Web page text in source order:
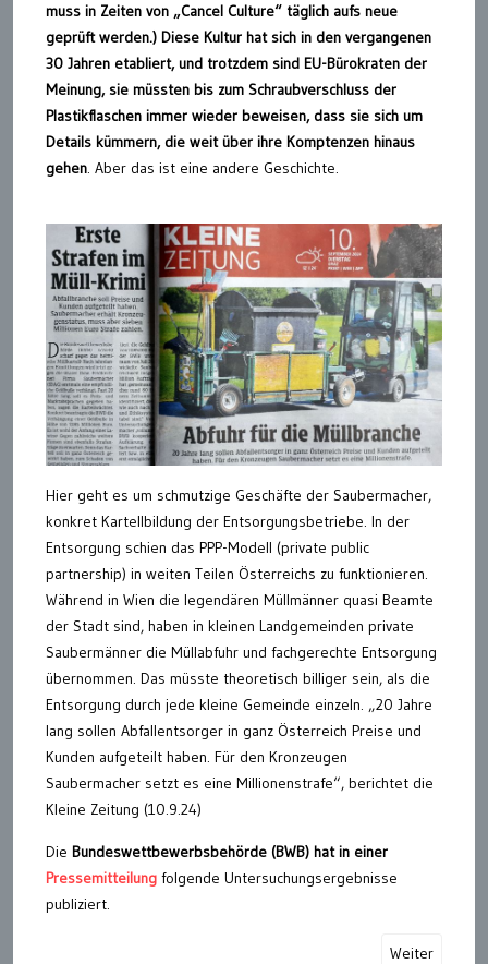
muss in Zeiten von „Cancel Culture“ täglich aufs neue
geprüft werden.) Diese Kultur hat sich in den vergangenen
30 Jahren etabliert, und trotzdem sind EU-Bürokraten der
Meinung, sie müssten bis zum Schraubverschluss der
Plastikflaschen immer wieder beweisen, dass sie sich um
Details kümmern, die weit über ihre Komptenzen hinaus
gehen. Aber das ist eine andere Geschichte.
Hier geht es um schmutzige Geschäfte der Saubermacher,
konkret Kartellbildung der Entsorgungsbetriebe. In der
Entsorgung schien das PPP-Modell (private public
partnership) in weiten Teilen Österreichs zu funktionieren.
Während in Wien die legendären Müllmänner quasi Beamte
der Stadt sind, haben in kleinen Landgemeinden private
Saubermänner die Müllabfuhr und fachgerechte Entsorgung
übernommen. Das müsste theoretisch billiger sein, als die
Entsorgung durch jede kleine Gemeinde einzeln. „20 Jahre
lang sollen Abfallentsorger in ganz Österreich Preise und
Kunden aufgeteilt haben. Für den Kronzeugen
Saubermacher setzt es eine Millionenstrafe“, berichtet die
Kleine Zeitung (10.9.24)
Die Bundeswettbewerbsbehörde (BWB) hat in einer
Pressemitteilung folgende Untersuchungsergebnisse
publiziert.
Weiter